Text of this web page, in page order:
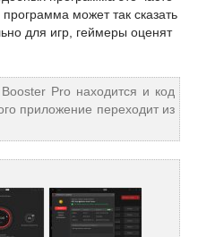
может так сказать
для игр, геймеры оценят
Pro находится и код
приложение переходит из